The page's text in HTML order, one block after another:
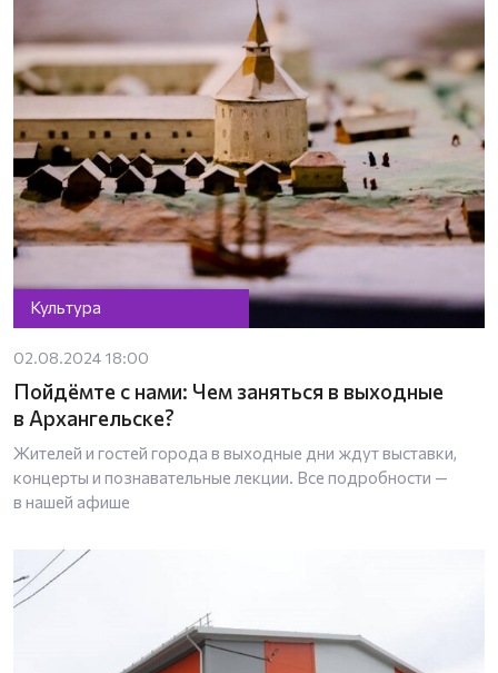
Культура
02.08.2024 18:00
Пойдёмте с нами: Чем заняться в выходные
в Архангельске?
Жителей и гостей города в выходные дни ждут выставки,
концерты и познавательные лекции. Все подробности —
в нашей афише